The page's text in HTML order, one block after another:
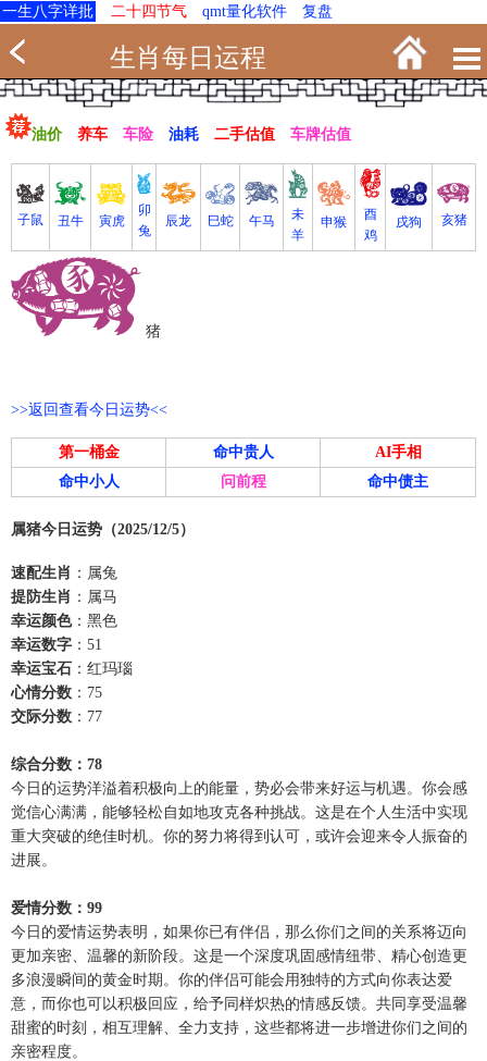
一生八字详批 二十四节气 qmt量化软件 复盘
生肖每日运程
油价 养车 车险 油耗 二手估值 车牌估值
子鼠 丑牛 寅虎
卯
兔
辰龙 巳蛇 午马
未
羊
申猴
酉
鸡
戌狗 亥猪
猪
>>返回查看今日运势<<
第一桶金 命中贵人
AI手相
命中小人
问前程 命中债主
属猪今日运势（2025/12/5）
速配生肖 ：属兔
提防生肖 ：属马
幸运颜色：黑色
幸运数字 ：51
幸运宝石 ：红玛瑙
心情分数 ：75
交际分数 ：77
综合分数：78
今日的运势洋溢着积极向上的能量，势必会带来好运与机遇。你会感
觉信心满满，能够轻松自如地攻克各种挑战。这是在个人生活中实现
重大突破的绝佳时机。你的努力将得到认可，或许会迎来令人振奋的
进展。
爱情分数：99
今日的爱情运势表明，如果你已有伴侣，那么你们之间的关系将迈向
更加亲密、温馨的新阶段。这是一个深度巩固感情纽带、精心创造更
多浪漫瞬间的黄金时期。你的伴侣可能会用独特的方式向你表达爱
意，而你也可以积极回应，给予同样炽热的情感反馈。共同享受温馨
甜蜜的时刻，相互理解、全力支持，这些都将进一步增进你们之间的
亲密程度。